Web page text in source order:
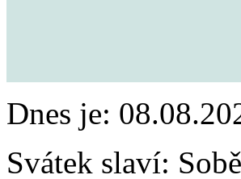
Dnes je:
Svátek slaví: